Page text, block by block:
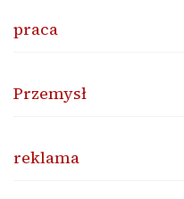
praca
Przemysł
reklama